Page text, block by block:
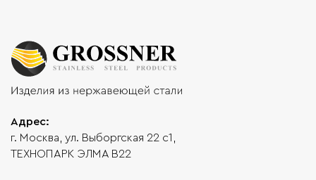
Адрес:
г. Москва, ул. Выборгская 22 с1,
ТЕХНОПАРК ЭЛМА В22